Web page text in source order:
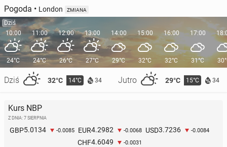
Pogoda • London ZMIANA
Dziś
10:00
24°C
Dziś 32°C 14°C 34 Jutro 29°C 15°C 34
11:00
24°C
12:00
26°C
13:00
27°C
14:00
29°C
15:00
32°C
16:00
32°C
17:00
31°C
Kurs NBP
Z DNIA: 7 SIERPNIA
GBP5.0134 -0.0085 EUR4.2982 -0.0068 USD3.7236 -0.0084
CHF4.6049 -0.0031